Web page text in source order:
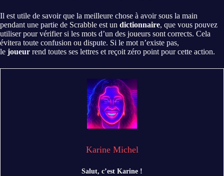
Il est utile de savoir que la meilleure chose à avoir sous la main
pendant une partie de Scrabble est un dictionnaire, que vous pouvez
utiliser pour vérifier si les mots d’un des joueurs sont corrects. Cela
évitera toute confusion ou dispute. Si le mot n’existe pas,
le joueur rend toutes ses lettres et reçoit zéro point pour cette action.
Karine Michel
Salut, c’est Karine !